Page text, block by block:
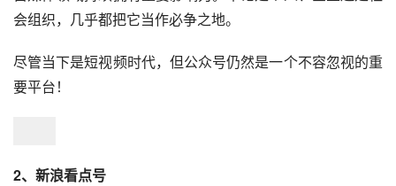
会组织，几乎都把它当作必争之地。
尽管当下是短视频时代，但公众号仍然是一个不容忽视的重
要平台！
2、新浪看点号